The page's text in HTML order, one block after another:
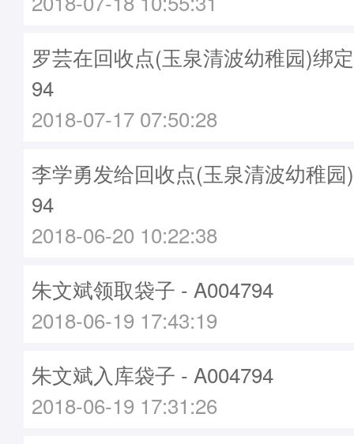
罗芸在回收点(玉泉清波幼稚园)绑
94
2018-07-17 07:50:28
李学勇发给回收点(玉泉清波幼稚
94
2018-06-20 10:22:38
朱文斌领取袋子 - A004794
2018-06-19 17:43:19
朱文斌入库袋子 - A004794
2018-06-19 17:31:26